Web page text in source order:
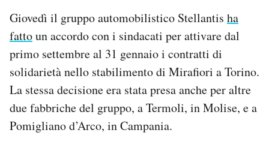
CALENDARIO
AREA PERSONALE
Area Personale
Newsletter
Regala il Post
Giovedì il gruppo automobilistico Stellantis ha
fattoun accordo con i sindacati per attivare dal
primo settembre al 31 gennaio i contratti di
solidarietà nello stabilimento di Mirafiori a Torino.
La stessa decisione era stata presa anche per altre
due fabbriche del gruppo, a Termoli, in Molise, e a
Pomigliano d’Arco, in Campania.